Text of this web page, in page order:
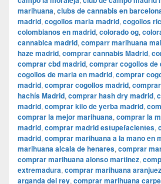
marihuana, clubs de cannabis en
madrid, cogollos maria madrid, cogollos
colombianos en madrid, colorado og,
cannabica madrid, comparr marihuana
haze madrid, comprar cannabis Madrid,
comprar cbd madrid, comprar cogollos de
cogollos de maria en madrid, comprar
madrid, comprar cogollos madrid,
hachís Madrid, comprar hash dry madrid,
madrid, comprar kilo de yerba madrid,
comprar la mejor marihuana, comprar la
madrid, comprar madrid estupefacientes,
madrid, comprar marihuana a la mano en
marihuana alcala de henares, comprar
comprar marihuana alonso martinez,
extremadura, comprar marihuana aranjuez
arganda del rey, comprar marihuana